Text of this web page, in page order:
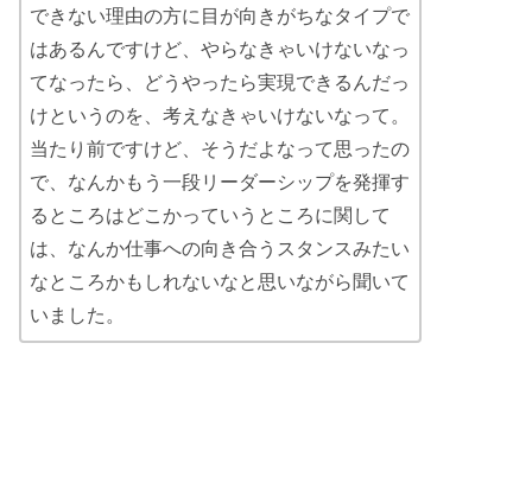
できない理由の方に目が向きがちなタイプで
はあるんですけど、やらなきゃいけないなっ
てなったら、どうやったら実現できるんだっ
けというのを、考えなきゃいけないなって。
当たり前ですけど、そうだよなって思ったの
で、なんかもう一段リーダーシップを発揮す
るところはどこかっていうところに関して
は、なんか仕事への向き合うスタンスみたい
なところかもしれないなと思いながら聞いて
いました。